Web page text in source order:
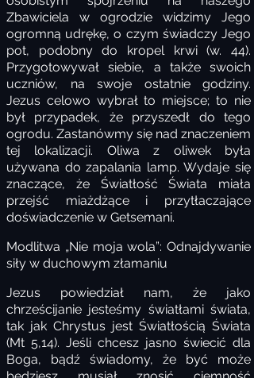
Zbawiciela w ogrodzie widzimy Jego
ogromną udrękę, o czym świadczy Jego
pot, podobny do kropel krwi (w. 44).
Przygotowywał siebie, a także swoich
uczniów, na swoje ostatnie godziny.
Jezus celowo wybrał to miejsce; to nie
był przypadek, że przyszedł do tego
ogrodu. Zastanówmy się nad znaczeniem
tej lokalizacji. Oliwa z oliwek była
używana do zapalania lamp. Wydaje się
znaczące, że Światłość Świata miała
przejść miażdżące i przytłaczające
doświadczenie w Getsemani.
Modlitwa „Nie moja wola”: Odnajdywanie
siły w duchowym złamaniu
Jezus powiedział nam, że jako
chrześcijanie jesteśmy światłami świata,
tak jak Chrystus jest Światłością Świata
(Mt 5,14). Jeśli chcesz jasno świecić dla
Boga, bądź świadomy, że być może